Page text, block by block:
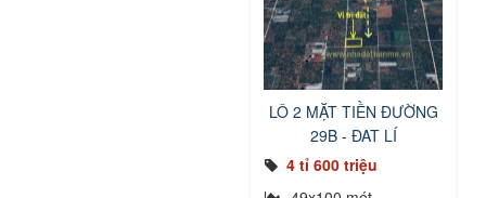
LÔ 2 MẶT TIỀN ĐƯỜNG
29B - ĐẠT LÍ
4 tỉ 600 triệu